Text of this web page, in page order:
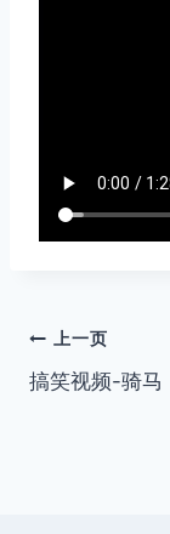
文
章
上一页
搞笑视频-骑马